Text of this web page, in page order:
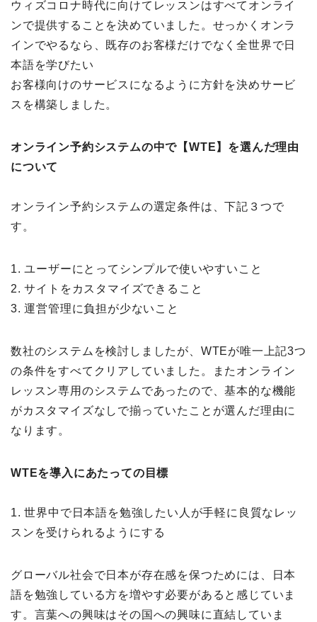
ウィズコロナ時代に向けてレッスンはすべてオンライ
ンで提供することを決めていました。せっかくオンラ
インでやるなら、既存のお客様だけでなく全世界で日
本語を学びたい
お客様向けのサービスになるように方針を決めサービ
スを構築しました。
オンライン予約システムの中で【WTE】を選んだ理由
について
オンライン予約システムの選定条件は、下記３つで
す。
1. ユーザーにとってシンプルで使いやすいこと
2. サイトをカスタマイズできること
3. 運営管理に負担が少ないこと
数社のシステムを検討しましたが、WTEが唯一上記3つ
の条件をすべてクリアしていました。またオンライン
レッスン専用のシステムであったので、基本的な機能
がカスタマイズなしで揃っていたことが選んだ理由に
なります。
WTEを導入にあたっての目標
1. 世界中で日本語を勉強したい人が手軽に良質なレッ
スンを受けられるようにする
グローバル社会で日本が存在感を保つためには、日本
語を勉強している方を増やす必要があると感じていま
す。言葉への興味はその国への興味に直結していま